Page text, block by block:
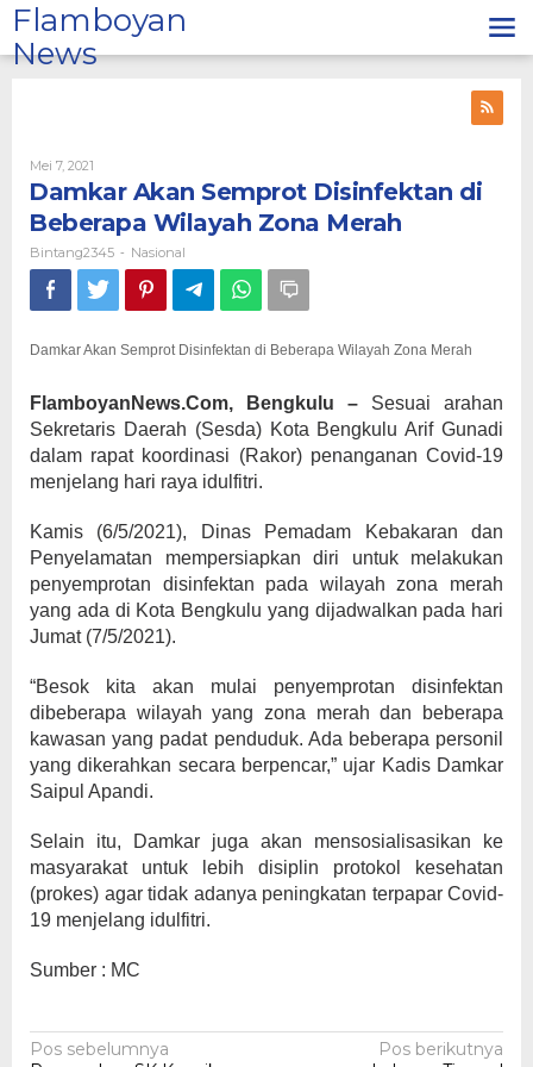
Lewati
ke
konten
Flamboyan
News
Mei 7, 2021
Bintang2345
Damkar Akan Semprot Disinfektan di
Beberapa Wilayah Zona Merah
Bintang2345 - Nasional
Damkar Akan Semprot Disinfektan di Beberapa Wilayah Zona Merah
FlamboyanNews.Com, Bengkulu – Sesuai arahan
Sekretaris Daerah (Sesda) Kota Bengkulu Arif Gunadi
dalam rapat koordinasi (Rakor) penanganan Covid-19
menjelang hari raya idulfitri.
Kamis (6/5/2021), Dinas Pemadam Kebakaran dan
Penyelamatan mempersiapkan diri untuk melakukan
penyemprotan disinfektan pada wilayah zona merah
yang ada di Kota Bengkulu yang dijadwalkan pada hari
Jumat (7/5/2021).
“Besok kita akan mulai penyemprotan disinfektan
dibeberapa wilayah yang zona merah dan beberapa
kawasan yang padat penduduk. Ada beberapa personil
yang dikerahkan secara berpencar,” ujar Kadis Damkar
Saipul Apandi.
Selain itu, Damkar juga akan mensosialisasikan ke
masyarakat untuk lebih disiplin protokol kesehatan
(prokes) agar tidak adanya peningkatan terpapar Covid-
19 menjelang idulfitri.
Sumber : MC
Navigasi
Pos sebelumnya
Pos berikutnya